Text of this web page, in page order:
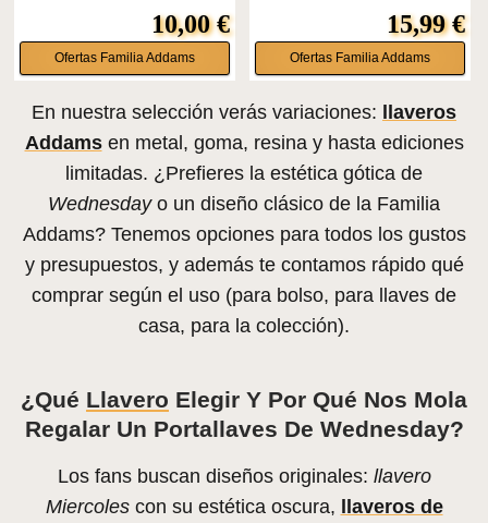
10,00 €
Ofertas Familia Addams
15,99 €
Ofertas Familia Addams
En nuestra selección verás variaciones: llaveros
Addamsen metal, goma, resina y hasta ediciones
limitadas. ¿Prefieres la estética gótica de
Wednesdayo un diseño clásico de la Familia
Addams? Tenemos opciones para todos los gustos
y presupuestos, y además te contamos rápido qué
comprar según el uso (para bolso, para llaves de
casa, para la colección).
¿Qué Llavero Elegir Y Por Qué Nos Mola
Regalar Un Portallaves De Wednesday?
Los fans buscan diseños originales: llavero
Miercolescon su estética oscura, llaveros de